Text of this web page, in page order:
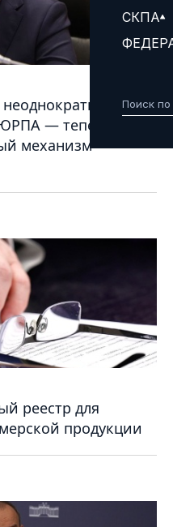
СКПА
— теперь
механизм
реестр для
продукции